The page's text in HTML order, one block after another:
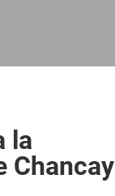
la
Chancay